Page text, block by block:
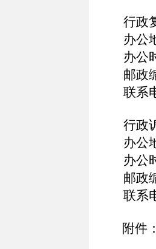
行政复
办公地
办公时
邮政编
联系
行政诉
办公地
办公时
邮政编
联系电
附件